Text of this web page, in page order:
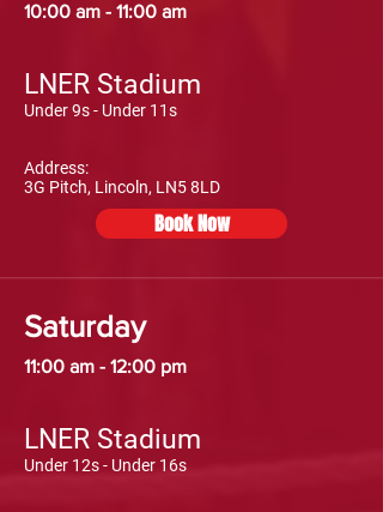
10:00 am - 11:00 am
LNER Stadium
Under 9s - Under 11s
Address:
3G Pitch, Lincoln, LN5 8LD
Book Now
Saturday
11:00 am - 12:00 pm
LNER Stadium
Under 12s - Under 16s